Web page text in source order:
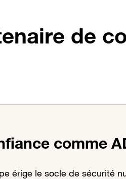
de
comme
érige le socle de sécurité